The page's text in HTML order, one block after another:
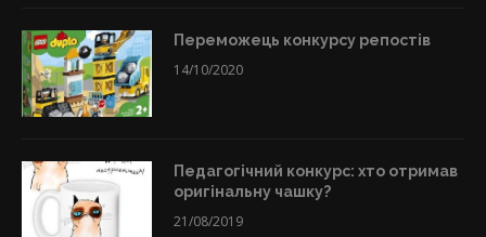
Переможець конкурсу репостів
14/10/2020
Педагогічний конкурс: хто отримав
оригінальну чашку?
21/08/2019